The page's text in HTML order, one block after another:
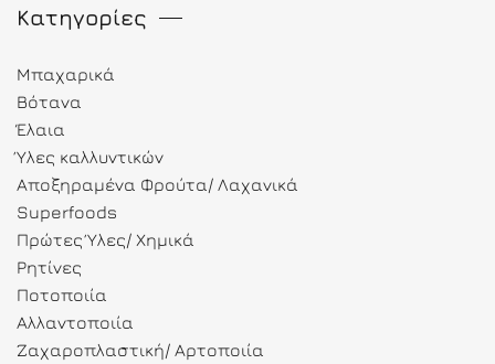
Κατηγορίες
Μπαχαρικά
Βότανα
Έλαια
Ύλες καλλυντικών
Αποξηραμένα Φρούτα/ Λαχανικά
Superfoods
Πρώτες Ύλες/ Χημικά
Ρητίνες
Ποτοποιία
Αλλαντοποιία
Ζαχαροπλαστική/ Αρτοποιία